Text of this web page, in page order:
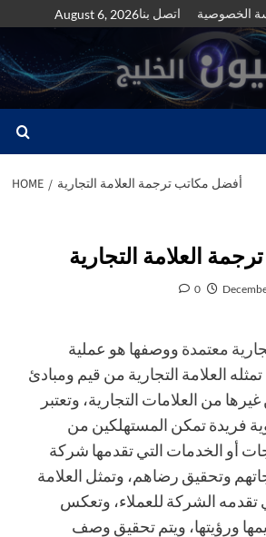
to
content
August 6, 2026اتصل بنا الخصوصية
HOME أفضل مكاتب ترجمة العلامة التجارية
العلامة التجارية
0
معتمدة ووصفها هو عملية
العلامة التجارية من قيم ومبادئ
من العلامات التجارية، وتعتبر
فريدة تمكن المستهلكين من
أو الخدمات التي تقدمها شركة
وتحقيق رضاهم، وتمثل العلامة
تقدمه الشركة للعملاء، وتعكس
ورؤيتها، ويتم تحقيق وصف